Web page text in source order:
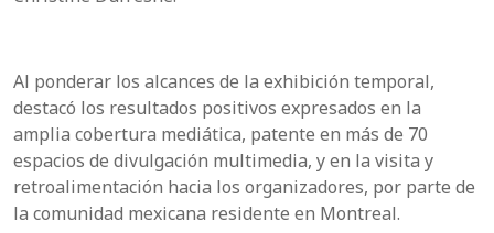
Al ponderar los alcances de la exhibición temporal,
destacó los resultados positivos expresados en la
amplia cobertura mediática, patente en más de 70
espacios de divulgación multimedia, y en la visita y
retroalimentación hacia los organizadores, por parte de
la comunidad mexicana residente en Montreal.